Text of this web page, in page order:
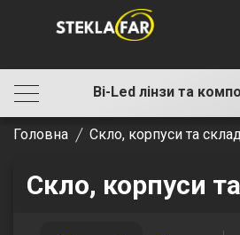
Bi-Led лінзи та
Головна Скло, корпуси та
Скло, корпуси